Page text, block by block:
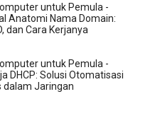
untuk Pemula -
Anatomi Nama Domain:
dan Cara Kerjanya
untuk Pemula -
DHCP: Solusi Otomatisasi
dalam Jaringan